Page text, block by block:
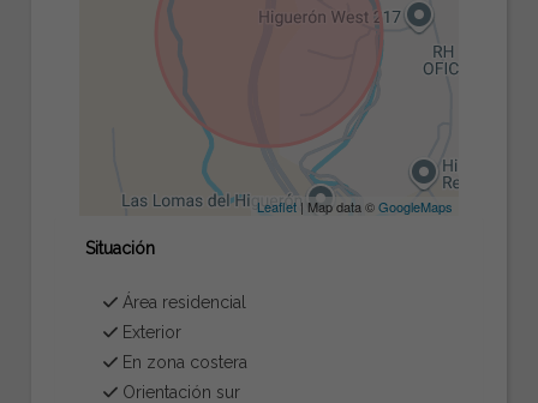
Leaflet| Map data ©GoogleMaps
Situación
Área residencial
Exterior
En zona costera
Orientación sur